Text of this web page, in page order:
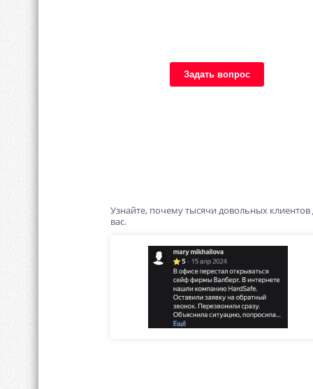
Задать вопрос
Узнайте, почему тысячи довольных
вас.